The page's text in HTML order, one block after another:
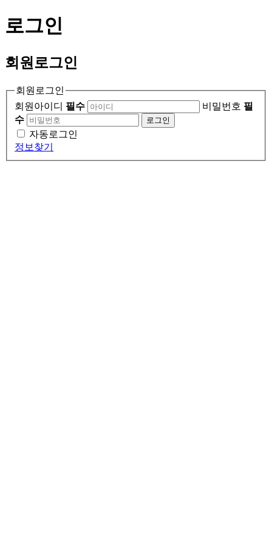
로그인
회원 로그인
회원로그인
회원아이디 필수 비밀번호 필
수
로그인
자동로그인
정보찾기